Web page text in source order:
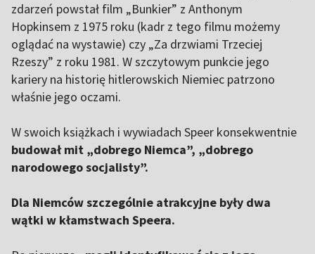
zdarzeń powstał film „Bunkier” z Anthonym
Hopkinsem z 1975 roku (kadr z tego filmu możemy
oglądać na wystawie) czy „Za drzwiami Trzeciej
Rzeszy” z roku 1981. W szczytowym punkcie jego
kariery na historię hitlerowskich Niemiec patrzono
właśnie jego oczami.
W swoich książkach i wywiadach Speer konsekwentnie
budował mit „dobrego Niemca”, „dobrego
narodowego socjalisty”.
Dla Niemców szczególnie atrakcyjne były dwa
wątki w kłamstwach Speera.